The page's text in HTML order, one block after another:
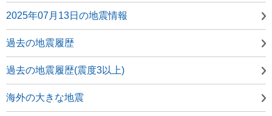
2025年07月13日の地震情報
過去の地震履歴
過去の地震履歴(震度3以上)
海外の大きな地震